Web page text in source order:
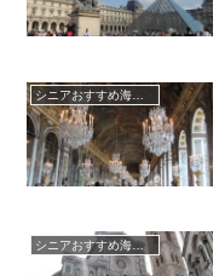
シニアおすすめ海外旅行先
シニアおすすめ海外旅行先